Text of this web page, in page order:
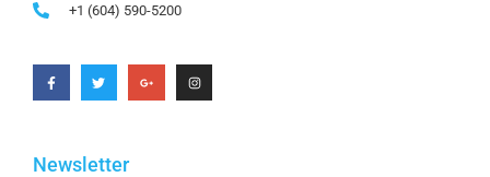
+1 (604) 590-5200
Newsletter